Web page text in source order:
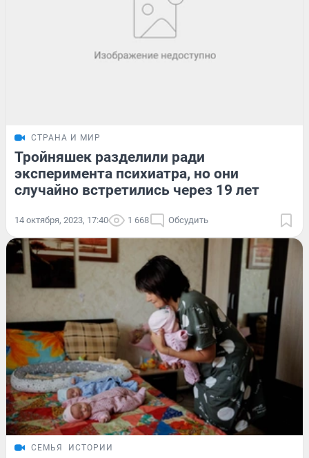
СТРАНА И МИР
Тройняшек разделили ради
эксперимента психиатра, но они
случайно встретились через 19 лет
14 октября, 2023, 17:40 1 668 Обсудить
СЕМЬЯ ИСТОРИИ